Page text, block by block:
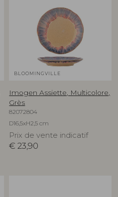
BLOOMINGVILLE
Imogen Assiette, Multicolore,
Grès
82072804
D16,5xH2,5 cm
Prix de vente indicatif
€ 23,90